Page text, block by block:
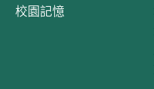
校園記憶